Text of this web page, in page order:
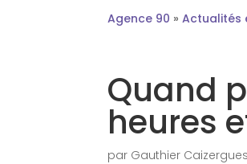
Agence 90 »Actualités
Quand
heures
par Gauthier Caizergues